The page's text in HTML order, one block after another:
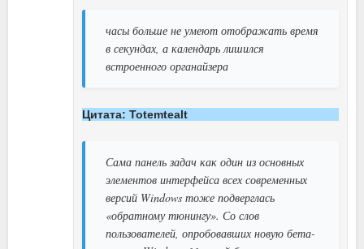
часы больше не умеют отображать время
в секундах, а календарь лишился
встроенного органайзера
Цитата: Totemtealt
Сама панель задач как один из основных
элементов интерфейса всех современных
версий Windows тоже подверглась
«обратному тюнингу». Со слов
пользователей, опробовавших новую бета-